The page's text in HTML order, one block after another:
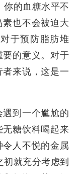
你的血糖水平不
也不会被迫大
于预防脂肪堆
的意义。对于
来说，这是一
到一个尴尬的
糖饮料喝起来
人不悦的金属
就充分考虑到